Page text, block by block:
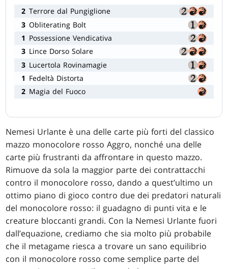
2 Terrore dal Pungiglione
3 Obliterating Bolt
1 Possessione Vendicativa
3 Lince Dorso Solare
3 Lucertola Rovinamagie
1 Fedeltà Distorta
2 Magia del Fuoco
Nemesi Urlante è una delle carte più forti del classico
mazzo monocolore rosso Aggro, nonché una delle
carte più frustranti da affrontare in questo mazzo.
Rimuove da sola la maggior parte dei contrattacchi
contro il monocolore rosso, dando a quest’ultimo un
ottimo piano di gioco contro due dei predatori naturali
del monocolore rosso: il guadagno di punti vita e le
creature bloccanti grandi. Con la Nemesi Urlante fuori
dall’equazione, crediamo che sia molto più probabile
che il metagame riesca a trovare un sano equilibrio
con il monocolore rosso come semplice parte del